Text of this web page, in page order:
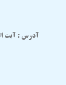
آدرس : آیت